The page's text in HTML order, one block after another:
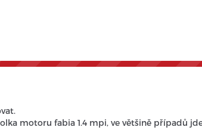
motoru fabia 1.4 mpi, ve většině případů